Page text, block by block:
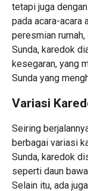
tetapi juga
pada acara-acara
peresmian rumah,
Sunda, karedok
kesegaran, yang
Sunda yang
Variasi
Seiring
berbagai variasi
Sunda, karedok
seperti daun
Selain itu, ada